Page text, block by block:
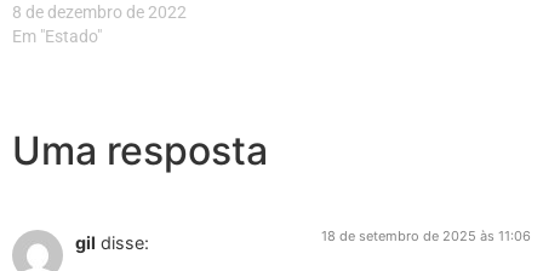
8 de dezembro de 2022
Em "Estado"
Uma resposta
gil disse: 18 de setembro de 2025 às 11:06